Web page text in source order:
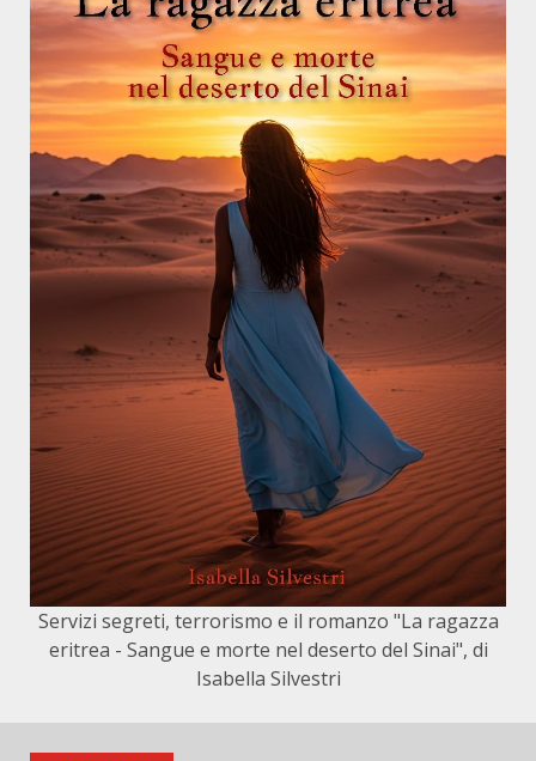
Servizi segreti, terrorismo e il romanzo "La ragazza
eritrea - Sangue e morte nel deserto del Sinai", di
Isabella Silvestri